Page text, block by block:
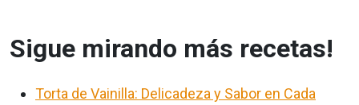
Sigue mirando más recetas!
Torta de Vainilla: Delicadeza y Sabor en Cada